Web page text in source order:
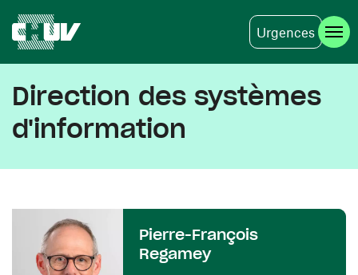
Urgences
Direction des systèmes
d'information
Pierre-François
Regamey